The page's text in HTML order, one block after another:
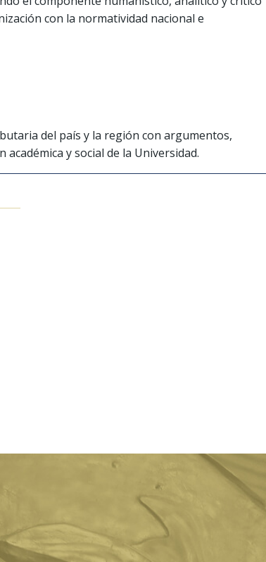
con la normatividad nacional e
del país y la región con argumentos,
y social de la Universidad.